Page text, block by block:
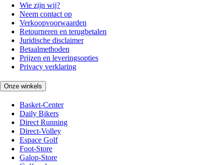
Wie zijn wij?
Neem contact op
Verkoopvoorwaarden
Retourneren en terugbetalen
Juridische disclaimer
Betaalmethoden
Prijzen en leveringsopties
Privacy verklaring
Onze winkels
Basket-Center
Daily Bikers
Direct Running
Direct-Volley
Espace Golf
Foot-Store
Galop-Store